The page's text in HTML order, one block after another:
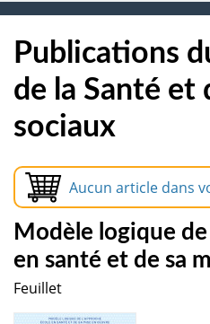
Publications
de la Santé et
sociaux
Aucun article dans
Modèle logique
en santé et de sa
Feuillet